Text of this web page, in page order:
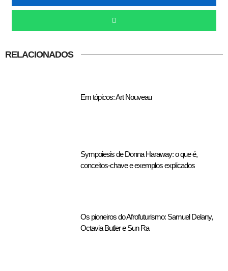
RELACIONADOS
Em tópicos: Art Nouveau
Sympoiesis de Donna Haraway: o que é,
conceitos-chave e exemplos explicados
Os pioneiros do Afrofuturismo: Samuel Delany,
Octavia Butler e Sun Ra